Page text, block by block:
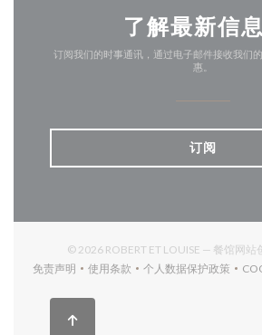
了解最新信息
订阅我们的时事通讯，通过电子邮件接收我们
惠。
订阅
© 2026 ROBERT ET LOUISE — 餐馆网站
免责声明
((在新窗口中打开))
使用条款
((在新窗口中打开))
个人数据保护政策
((在新窗口中